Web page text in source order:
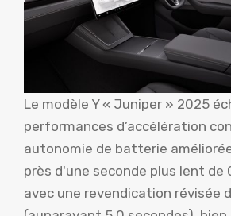
Le modèle Y « Juniper » 2025
performances d’accélération
autonomie de batterie
près d'une seconde plus lent de
avec une revendication révisée